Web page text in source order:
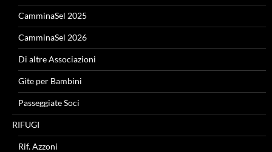
CamminaSel 2025
CamminaSel 2026
Di altre Associazioni
Gite per Bambini
Passeggiate Soci
RIFUGI
Rif. Azzoni